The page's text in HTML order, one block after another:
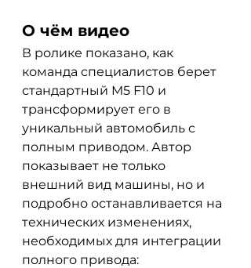
О чём видео
В ролике показано, как
команда специалистов берет
стандартный M5 F10 и
трансформирует его в
уникальный автомобиль с
полным приводом. Автор
показывает не только
внешний вид машины, но и
подробно останавливается на
технических изменениях,
необходимых для интеграции
полного привода: